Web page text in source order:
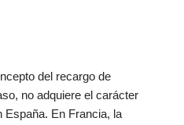
del recargo de
no adquiere el carácter
España. En Francia, la